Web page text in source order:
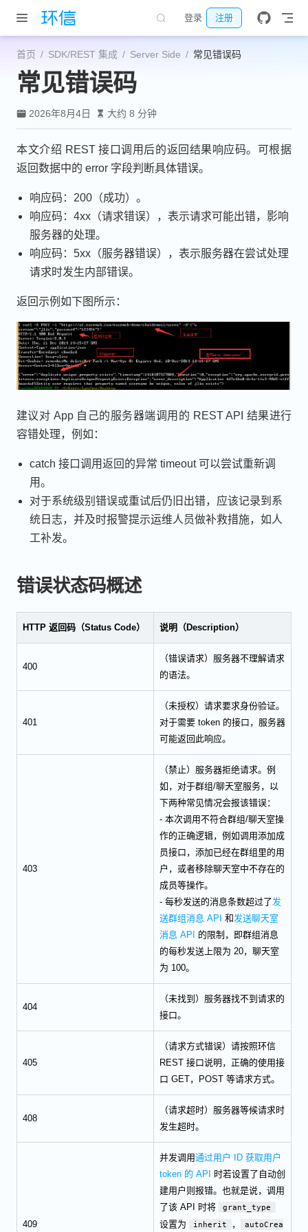
跳至主要內容
登录 注册
首页 SDK/REST 集成 Server Side 常见错误码
常见错误码
2026年8月4日 大约 8 分钟
本文介绍 REST 接口调用后的返回结果响应码。可根据
返回数据中的 error 字段判断具体错误。
响应码：200（成功）。
响应码：4xx（请求错误），表示请求可能出错，影响
服务器的处理。
响应码：5xx（服务器错误），表示服务器在尝试处理
请求时发生内部错误。
返回示例如下图所示：
建议对 App 自己的服务器端调用的 REST API 结果进行
容错处理，例如：
catch 接口调用返回的异常 timeout 可以尝试重新调
用。
对于系统级别错误或重试后仍旧出错，应该记录到系
统日志，并及时报警提示运维人员做补救措施，如人
工补发。
错误状态码概述
HTTP 返回码（Status Code） 说明（Description）
400
（错误请求）服务器不理解请求
的语法。
401
（未授权）请求要求身份验证。
对于需要 token 的接口，服务器
可能返回此响应。
403
（禁止）服务器拒绝请求。例
如，对于群组/聊天室服务，以
下两种常见情况会报该错误：
- 本次调用不符合群组/聊天室操
作的正确逻辑，例如调用添加成
员接口，添加已经在群组里的用
户，或者移除聊天室中不存在的
成员等操作。
- 每秒发送的消息条数超过了发
送群组消息 API 和 发送聊天室
消息 API
的限制，即群组消息
的每秒发送上限为 20，聊天室
为 100。
404
（未找到）服务器找不到请求的
接口。
405
（请求方式错误）请按照环信
REST 接口说明，正确的使用接
口 GET，POST 等请求方式。
408
（请求超时）服务器等候请求时
发生超时。
409
并发调用通过用户 ID 获取用户
token 的 API
时若设置了自动创
建用户则报错。也就是说，调用
了该 API 时将
grant_type
设置为 inherit ， autoCrea